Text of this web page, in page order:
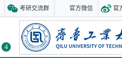
官
官方微信
考研交流群
4